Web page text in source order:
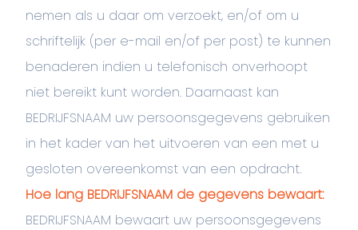
nemen als u daar om verzoekt, en/of om u
schriftelijk (per e-mail en/of per post) te kunnen
benaderen indien u telefonisch onverhoopt
niet bereikt kunt worden. Daarnaast kan
BEDRIJFSNAAM uw persoonsgegevens gebruiken
in het kader van het uitvoeren van een met u
gesloten overeenkomst van een opdracht.
Hoe lang BEDRIJFSNAAM de gegevens bewaart:
BEDRIJFSNAAM bewaart uw persoonsgegevens